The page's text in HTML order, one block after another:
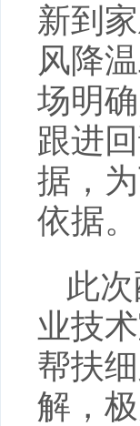
新到
风降
场明
跟进
据，
依据。
此
业技
帮扶
解，